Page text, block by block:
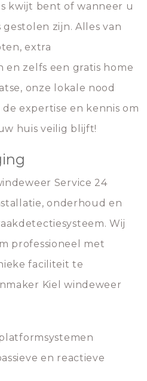
kwijt bent of wanneer u
zijn. Alles van
extra
en zelfs een gratis home
onze lokale nood
expertise en kennis om
huis veilig blijft!
Service 24
onderhoud en
Wij
professioneel met
faciliteit te
Kiel windeweer
en reactieve